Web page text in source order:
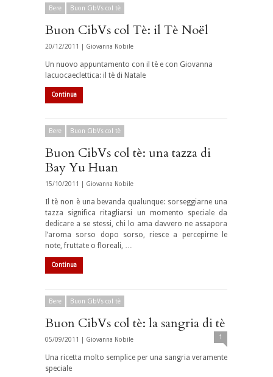
Bere Buon CibVs col tè
Buon CibVs col Tè: il Tè Noël
20/12/2011 | Giovanna Nobile
Un nuovo appuntamento con il tè e con Giovanna
lacuocaeclettica: il tè di Natale
Continua
Bere Buon CibVs col tè
Buon CibVs col tè: una tazza di
Bay Yu Huan
15/10/2011 | Giovanna Nobile
Il tè non è una bevanda qualunque: sorseggiarne una
tazza significa ritagliarsi un momento speciale da
dedicare a se stessi, chi lo ama davvero ne assapora
l’aroma sorso dopo sorso, riesce a percepirne le
note, fruttate o floreali, …
Continua
Bere Buon CibVs col tè
Buon CibVs col tè: la sangria di tè
05/09/2011 | Giovanna Nobile 1
Una ricetta molto semplice per una sangria veramente
speciale